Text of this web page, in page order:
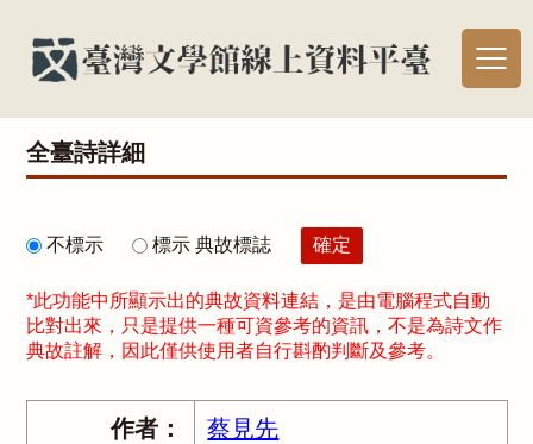
全臺詩詳細
不標示 標示 典故標誌
*此功能中所顯示出的典故資料連結，是由電腦程式自動
比對出來，只是提供一種可資參考的資訊，不是為詩文作
典故註解，因此僅供使用者自行斟酌判斷及參考。
作者： 蔡見先